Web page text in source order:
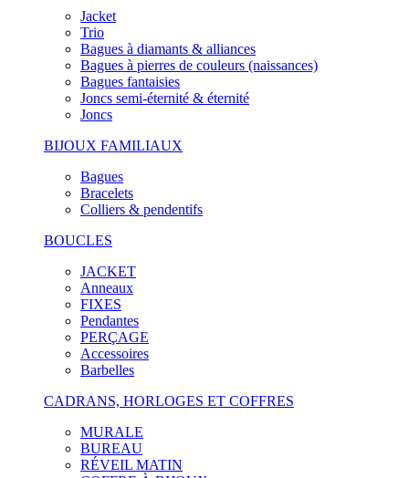
Jacket
Trio
Bagues à diamants & alliances
Bagues à pierres de couleurs (naissances)
Bagues fantaisies
Joncs semi-éternité & éternité
Joncs
BIJOUX FAMILIAUX
Bagues
Bracelets
Colliers & pendentifs
BOUCLES
JACKET
Anneaux
FIXES
Pendantes
PERÇAGE
Accessoires
Barbelles
CADRANS, HORLOGES ET COFFRES
MURALE
BUREAU
RÉVEIL MATIN